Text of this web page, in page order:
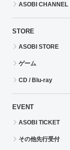
ASOBI CHANNEL
STORE
ASOBI STORE
ゲーム
CD / Blu-ray
EVENT
ASOBI TICKET
その他先行受付